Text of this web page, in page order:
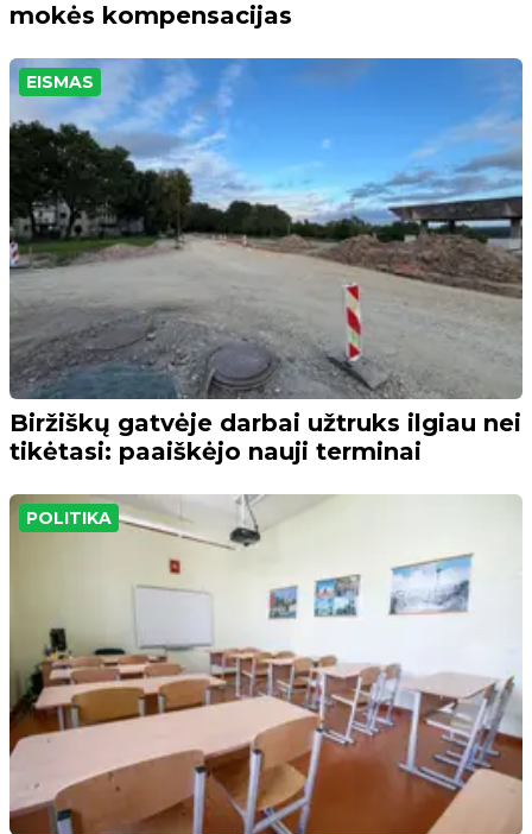
mokės kompensacijas
EISMAS
Biržiškų gatvėje darbai užtruks ilgiau nei
tikėtasi: paaiškėjo nauji terminai
POLITIKA